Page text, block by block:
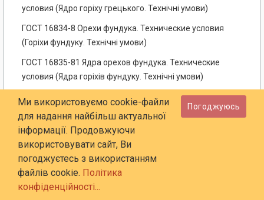
условия (Ядро горіху грецького. Технічні умови)
ГОСТ 16834-8 Орехи фундука. Технические условия
(Горіхи фундуку. Технічні умови)
ГОСТ 16835-81 Ядра орехов фундука. Технические
условия (Ядра горіхів фундуку. Технічні умови)
ГОСТ 17111-88 Арахис. Требования при заготовках и
поставках (Арахіс. Вимоги при заготівлі і поставці)
ГОСТ 17308-88 Шпагаты. Технические условия (Шпагати.
Технічні умови)
ГОСТ 18078-72 Экстракты плодовые и ягодные.
Технические условия (Екстракти плодові і ягідні. Технічні
умови)
Ми використовуємо cookie-файли
для надання найбільш актуальної
інформації. Продовжуючи
використовувати сайт, Ви
погоджуєтесь з використанням
файлів cookie. Політика
конфіденційності...
Погоджуюсь